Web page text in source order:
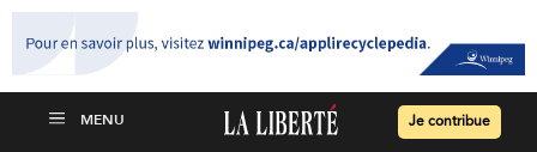
Je contribue